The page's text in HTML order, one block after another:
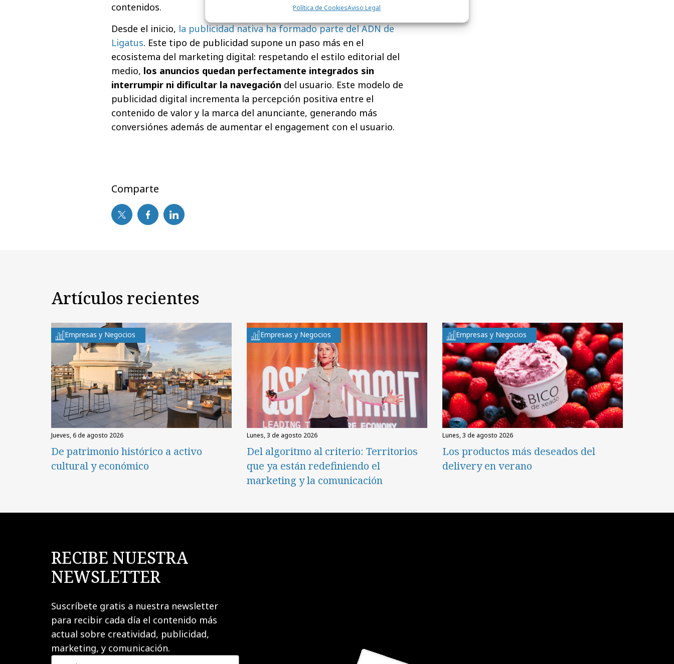
Política de CookiesAviso Legal
contenidos.
Desde el inicio, la publicidad nativa ha formado parte del ADN de
Ligatus. Este tipo de publicidad supone un paso más en el
ecosistema del marketing digital: respetando el estilo editorial del
medio, los anuncios quedan perfectamente integrados sin
interrumpir ni dificultar la navegación del usuario. Este modelo de
publicidad digital incrementa la percepción positiva entre el
contenido de valor y la marca del anunciante, generando más
conversiónes además de aumentar el engagement con el usuario.
Comparte
Artículos recientes
Empresas y Negocios
jueves, 6 de agosto 2026
De patrimonio histórico a activo
cultural y económico
Empresas y Negocios
lunes, 3 de agosto 2026
Del algoritmo al criterio: Territorios
que ya están redefiniendo el
marketing y la comunicación
Empresas y Negocios
lunes, 3 de agosto 2026
Los productos más deseados del
delivery en verano
RECIBE NUESTRA
NEWSLETTER
Suscríbete gratis a nuestra newsletter
para recibir cada día el contenido más
actual sobre creatividad, publicidad,
marketing, y comunicación.